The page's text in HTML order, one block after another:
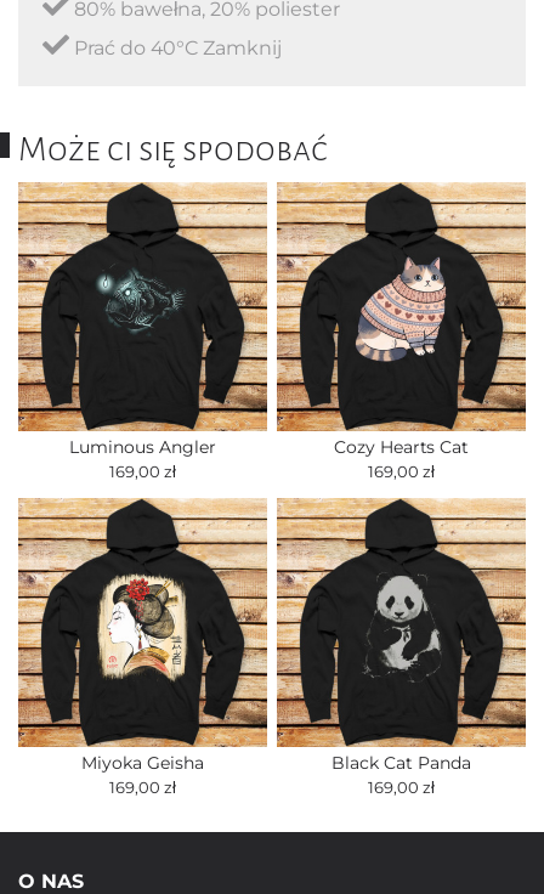
80% bawełna, 20% poliester
Prać do 40°C Zamknij
Może ci się spodobać
Luminous Angler
169,00 zł
Cozy Hearts Cat
169,00 zł
Miyoka Geisha
169,00 zł
Black Cat Panda
169,00 zł
O NAS